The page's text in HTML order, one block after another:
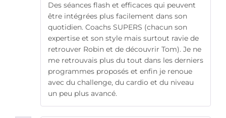
Des séances flash et efficaces qui peuvent
être intégrées plus facilement dans son
quotidien. Coachs SUPERS (chacun son
expertise et son style mais surtout ravie de
retrouver Robin et de découvrir Tom). Je ne
me retrouvais plus du tout dans les derniers
programmes proposés et enfin je renoue
avec du challenge, du cardio et du niveau
un peu plus avancé.